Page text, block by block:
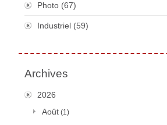
Photo (67)
Industriel (59)
Archives
2026
Août (1)